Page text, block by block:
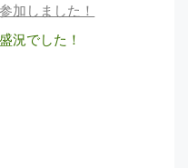
加しました！
況でした！